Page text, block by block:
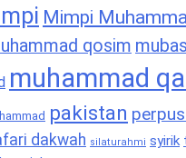
Mimpi
qosim
muhammad
pakistan
dakwah silaturahmi syirik